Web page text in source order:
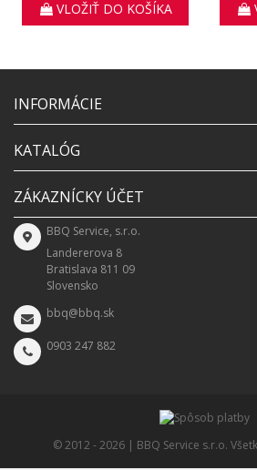
VLOŽIŤ DO KOŠÍKA
INFORMÁCIE
KATALÓG
ZÁKAZNÍCKY ÚČET
BBQ Service, s.r.o.
Landererova 8
Bratislava 811 09
Slovensko
bbq@bbq.sk
0903 247 882
© 2012 -2026 | BBQ Service s.r.o.